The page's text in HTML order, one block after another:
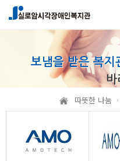
본문 바로가기
메인메뉴 바로가기
보냄을 받은 복지
바
따뜻한 나눔